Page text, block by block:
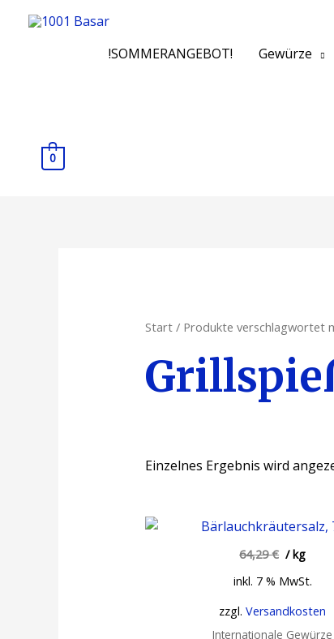
!SOMMERANGEBOT! Gewürze
0
Start/ Produkte verschlagwortet
Einzelnes Ergebnis wird
64,29€ / kg
inkl. 7 % MwSt.
zzgl.Versandkosten
Internationale Gewürze